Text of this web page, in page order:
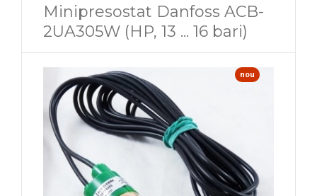
Minipresostat Danfoss ACB-
2UA305W (HP, 13 ... 16 bari)
nou